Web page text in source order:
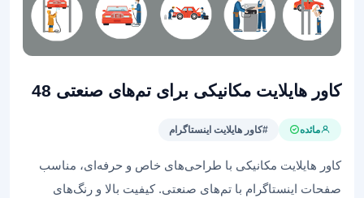
کاور هایلایت مکانیکی برای تم‌های صنعتی 48
مائده #کاور هایلایت اینستاگرام
کاور هایلایت مکانیکی با طراحی‌های خاص و حرفه‌ای، مناسب
صفحات اینستاگرام با تم‌های صنعتی. کیفیت بالا و رنگ‌های